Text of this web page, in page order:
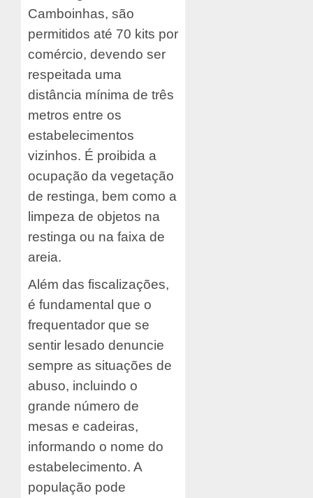
Camboinhas, são
permitidos até 70 kits por
comércio, devendo ser
respeitada uma
distância mínima de três
metros entre os
estabelecimentos
vizinhos. É proibida a
ocupação da vegetação
de restinga, bem como a
limpeza de objetos na
restinga ou na faixa de
areia.
Além das fiscalizações,
é fundamental que o
frequentador que se
sentir lesado denuncie
sempre as situações de
abuso, incluindo o
grande número de
mesas e cadeiras,
informando o nome do
estabelecimento. A
população pode